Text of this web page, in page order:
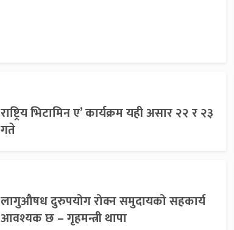
राष्ट्रिय भिटामिन ए’ कार्यक्रम यही असार २२ र २३
गते
लागुऔषध दुरुपयोग रोक्न समुदायको सहकार्य
आवश्यक छ – गृहमन्त्री थापा